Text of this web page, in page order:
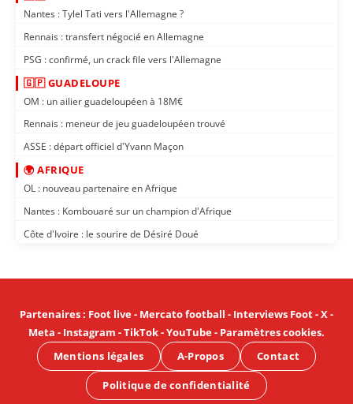
Nantes : Tylel Tati vers l'Allemagne ?
Rennais : transfert négocié en Allemagne
PSG : confirmé, un crack file vers l'Allemagne
🇬🇵 GUADELOUPE
OM : un ailier guadeloupéen à 18M€
Rennais : meneur de jeu guadeloupéen trouvé
ASSE : départ officiel d'Yvann Maçon
🌍 AFRIQUE
OL : nouveau partenaire en Afrique
Nantes : Kombouaré sur un champion d'Afrique
Côte d'Ivoire : le sourire de Désiré Doué
Partenaires: Foot live- Mercato football - Interviews Foot-X-
Meta - Instagram -TikTok-YouTube- Paramètres cookies.
Mentions légales
A-Propos Contact
Politique de confidentialité